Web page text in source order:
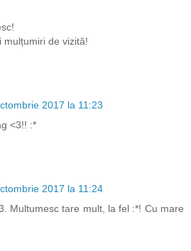
mulțumiri de vizită!
2017 la 11:23
<3!! :*
2017 la 11:24
Multumesc tare mult, la fel :*! Cu mare